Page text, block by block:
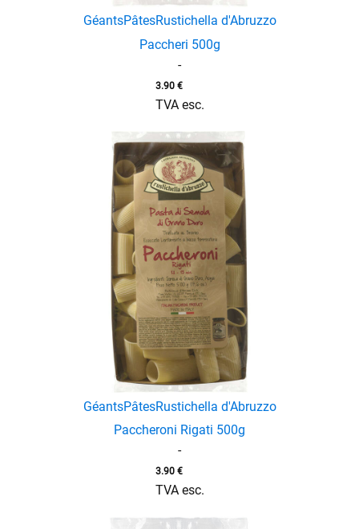
GéantsPâtesRustichella d'Abruzzo
Paccheri 500g
-
3.90 €
TVA esc.
GéantsPâtesRustichella d'Abruzzo
Paccheroni Rigati 500g
-
3.90 €
TVA esc.